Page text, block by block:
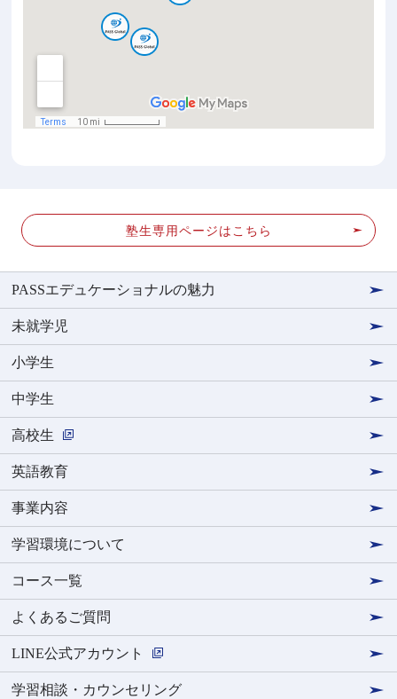
塾生専用ページはこちら
PASSエデュケーショナルの魅力
未就学児
小学生
中学生
高校生
英語教育
事業内容
学習環境について
コース一覧
よくあるご質問
LINE公式アカウント
学習相談・カウンセリング